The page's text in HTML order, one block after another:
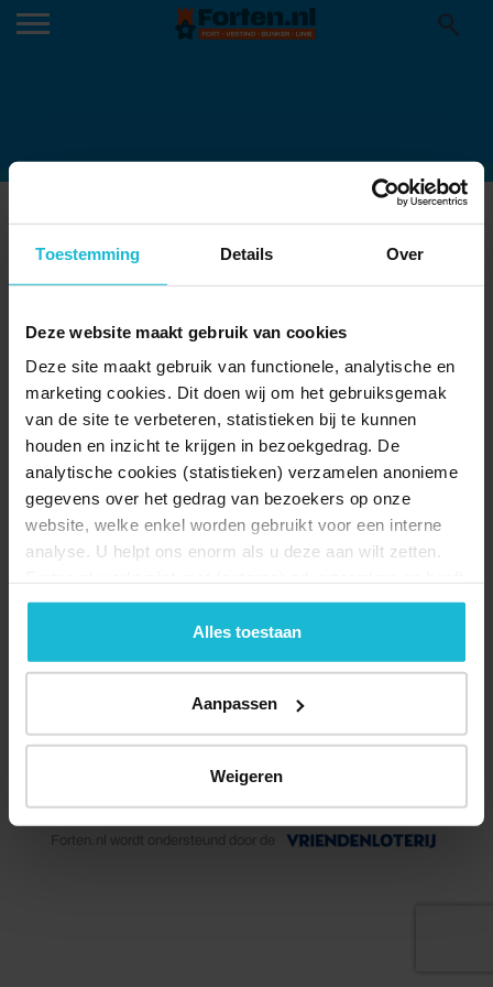
Toestemming Details Over
Deze website maakt gebruik van cookies
Deze site maakt gebruik van functionele, analytische en
marketing cookies. Dit doen wij om het gebruiksgemak
van de site te verbeteren, statistieken bij te kunnen
houden en inzicht te krijgen in bezoekgedrag. De
analytische cookies (statistieken) verzamelen anonieme
gegevens over het gedrag van bezoekers op onze
website, welke enkel worden gebruikt voor een interne
analyse. U helpt ons enorm als u deze aan wilt zetten.
geen commerciële doelstelling. U kunt deze cookies via
de knoppen accepteren, beheren of weigeren.
Alles toestaan
Aanpassen
Weigeren
HOTEL IN COLORFUL GARDEN
Deel dit
© 2026 Stichting Forten Nederland
Over ons
Doneer nu Disclaimer
Contact
Forten.nl wordt ondersteund door de